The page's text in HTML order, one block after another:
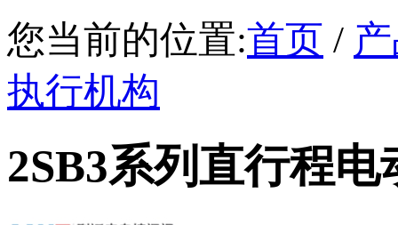
您当前的位置:首页 /
执行机构
2SB3系列直行程